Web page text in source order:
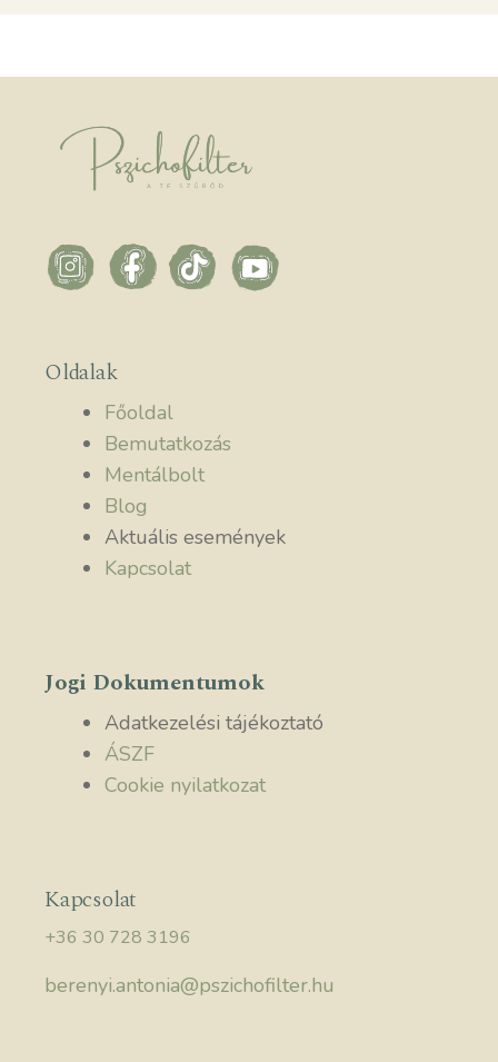
Oldalak
Főoldal
Bemutatkozás
Mentálbolt
Blog
Aktuális események
Kapcsolat
Jogi Dokumentumok
Adatkezelési tájékoztató
ÁSZF
Cookie nyilatkozat
Kapcsolat
+36 30 728 3196
berenyi.antonia@pszichofilter.hu